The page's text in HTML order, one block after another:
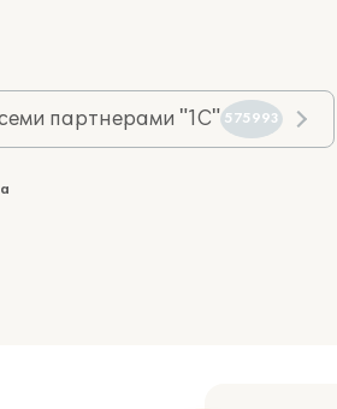
партнерами "1С" 575993